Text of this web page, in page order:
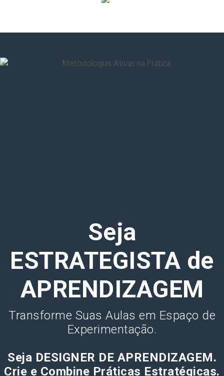
Seja
ESTRATEGISTA de
APRENDIZAGEM
Transforme Suas Aulas em Espaço de
Experimentação.
Seja DESIGNER DE APRENDIZAGEM.
Crie e Combine Práticas Estratégicas.